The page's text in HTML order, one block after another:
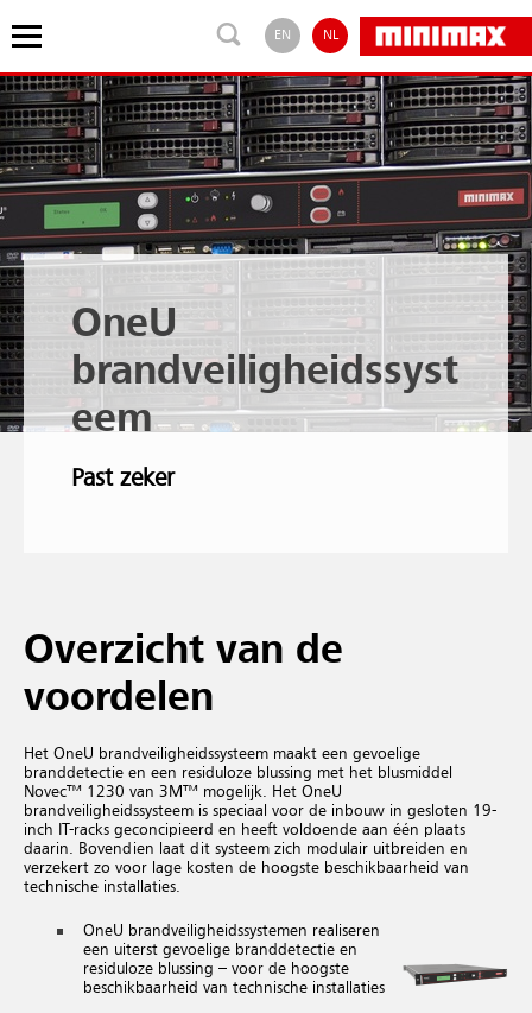
EN NL
OneU
brandveiligheidssyst
eem
Past zeker
Overzicht van de
voordelen
Het OneU brandveiligheidssysteem maakt een gevoelige
branddetectie en een residuloze blussing met het blusmiddel
Novec™ 1230 van 3M™ mogelijk. Het OneU
brandveiligheidssysteem is speciaal voor de inbouw in gesloten 19-
inch IT-racks geconcipieerd en heeft voldoende aan één plaats
daarin. Bovendien laat dit systeem zich modulair uitbreiden en
verzekert zo voor lage kosten de hoogste beschikbaarheid van
technische installaties.
OneU brandveiligheidssystemen realiseren
een uiterst gevoelige branddetectie en
residuloze blussing – voor de hoogste
beschikbaarheid van technische installaties